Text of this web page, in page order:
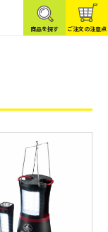
商品を探す ご注文の注意点